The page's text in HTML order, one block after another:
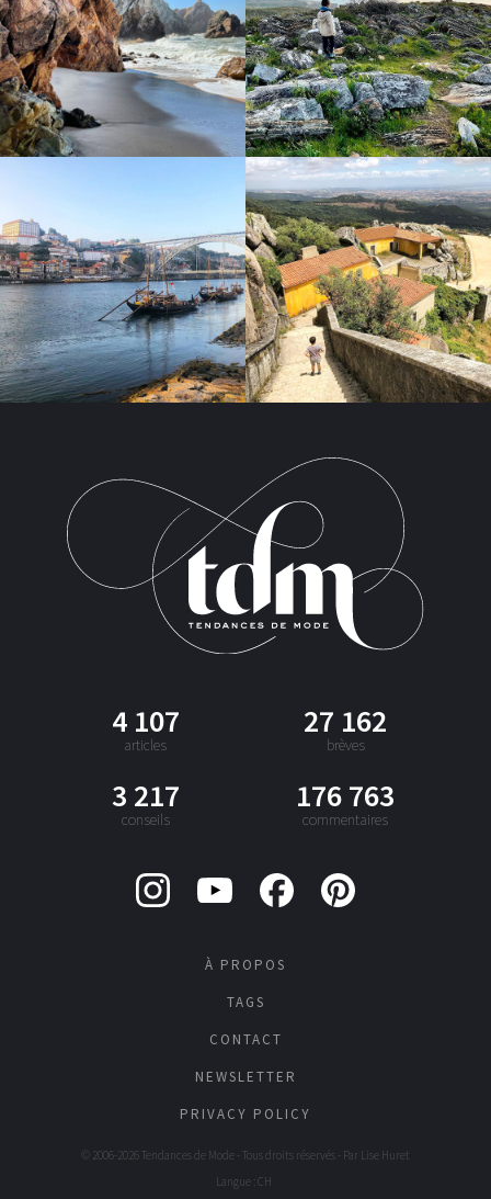
4 107
articles
27 162
brèves
3 217
conseils
176 763
commentaires
À PROPOS
TAGS
CONTACT
NEWSLETTER
PRIVACY POLICY
© 2006-2026 Tendances de Mode - Tous droits réservés - Par Lise Huret
Langue : CH